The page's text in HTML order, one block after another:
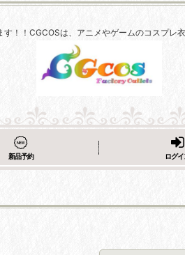
！！CGCOSは、アニメやゲームのコスプレ
新品予約 ログイ